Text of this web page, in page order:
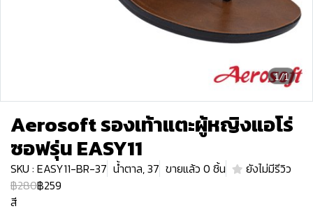
1/1
Aerosoft รองเท้าแตะผู้หญิงแอโร่
ซอฟรุ่น EASY11
SKU : EASY11-BR-37 น้ำตาล, 37 ขายแล้ว 0 ชิ้น
ยังไม่มีรีวิว
฿280฿259
สี